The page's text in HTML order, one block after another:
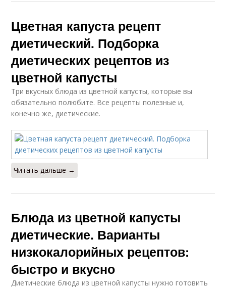
Цветная капуста рецепт
диетический. Подборка
диетических рецептов из
цветной капусты
Три вкусных блюда из цветной капусты, которые вы
обязательно полюбите. Все рецепты полезные и,
конечно же, диетические.
Читать дальше →
Блюда из цветной капусты
диетические. Варианты
низкокалорийных рецептов:
быстро и вкусно
Диетические блюда из цветной капусты нужно готовить